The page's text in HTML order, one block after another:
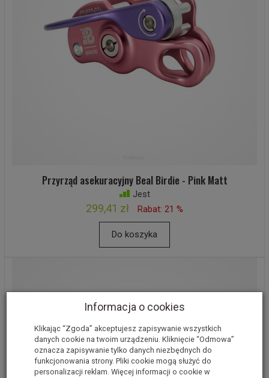
Przyrząd asekuracyjny Beal Birdie - Pink Matt
Jest
299,41 zł Rabat: 21 %
Do koszyka
Informacja o cookies
Klikając “Zgoda” akceptujesz zapisywanie wszystkich
danych cookie na twoim urządzeniu. Kliknięcie “Odmowa”
oznacza zapisywanie tylko danych niezbędnych do
funkcjonowania strony. Pliki cookie mogą służyć do
personalizacji reklam. Więcej informacji o cookie w